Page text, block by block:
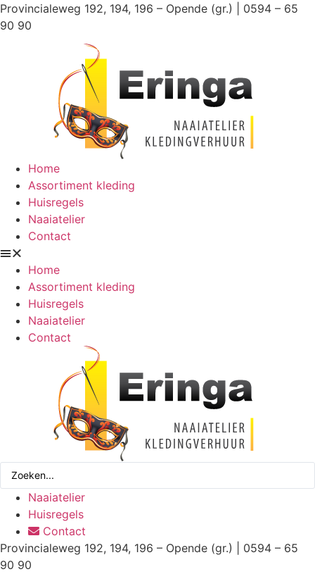
Ga
naar
Provincialeweg 192, 194, 196 – Opende (gr.) | 0594 – 65
90 90
Home
Assortiment kleding
Huisregels
Naaiatelier
Contact
Home
Assortiment kleding
Huisregels
Naaiatelier
Contact
Search
Naaiatelier
Huisregels
Contact
Provincialeweg 192, 194, 196 – Opende (gr.) | 0594 – 65
90 90